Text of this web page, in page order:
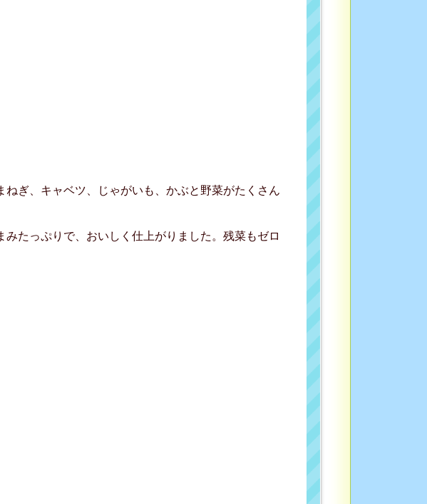
ぎ、キャベツ、じゃがいも、かぶと野菜がたくさん
たっぷりで、おいしく仕上がりました。残菜もゼロ